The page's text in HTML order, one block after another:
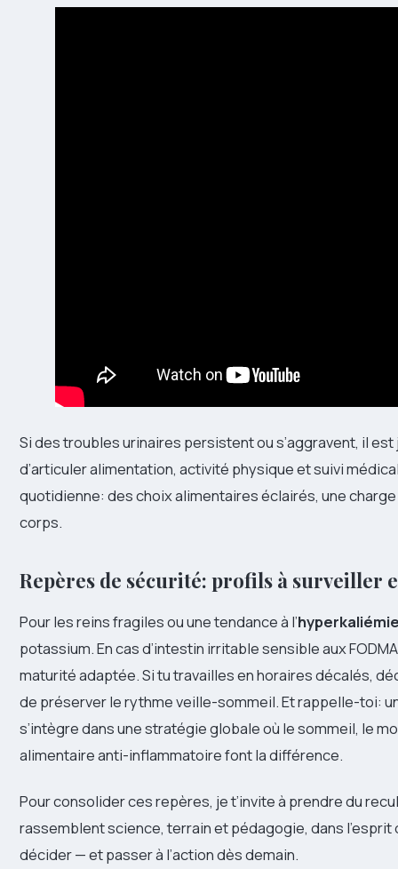
Si des troubles urinaires persistent ou s’aggravent, il
d’articuler alimentation, activité physique et suivi
quotidienne: des choix alimentaires éclairés, une
corps.
Repères de sécurité: profils à surveiller
Pour les reins fragiles ou une tendance à l’
potassium. En cas d’intestin irritable sensible aux
maturité adaptée. Si tu travailles en horaires décalés,
de préserver le rythme veille-sommeil. Et rappelle-toi:
s’intègre dans une stratégie globale où le sommeil, le
alimentaire anti-inflammatoire font la différence.
Pour consolider ces repères, je t’invite à prendre du
rassemblent science, terrain et pédagogie, dans
décider — et passer à l’action dès demain.